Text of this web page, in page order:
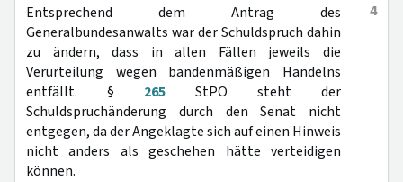
4
Entsprechend dem Antrag des
Generalbundesanwalts war der Schuldspruch dahin
zu ändern, dass in allen Fällen jeweils die
Verurteilung wegen bandenmäßigen Handelns
entfällt. § 265 StPO steht der
Schuldspruchänderung durch den Senat nicht
entgegen, da der Angeklagte sich auf einen Hinweis
nicht anders als geschehen hätte verteidigen
können.